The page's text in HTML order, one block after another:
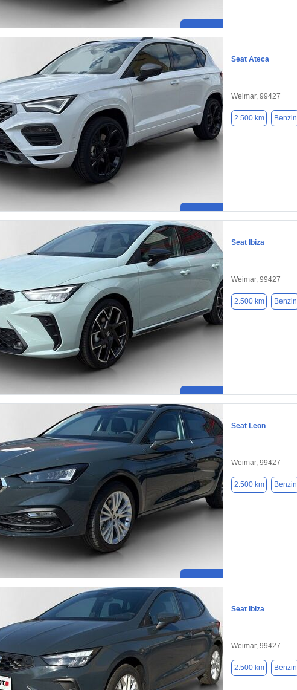
Seat Ateca
Weimar, 99427
2.500 km Benzin
Seat Ibiza
Weimar, 99427
2.500 km Benzin
Seat Leon
Weimar, 99427
2.500 km Benzin
Seat Ibiza
Weimar, 99427
2.500 km Benzin